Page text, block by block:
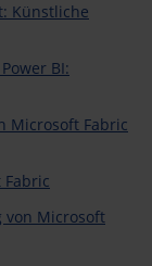
Künstliche
BI:
Microsoft Fabric
von Microsoft